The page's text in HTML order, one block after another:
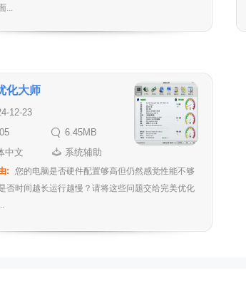
...
化大师
12-23
6.45MB
中文
系统辅助
:
您的电脑是否硬件配置够高但仍然感觉性能不够
否时间越长运行越慢？请将这些问题交给完美优化